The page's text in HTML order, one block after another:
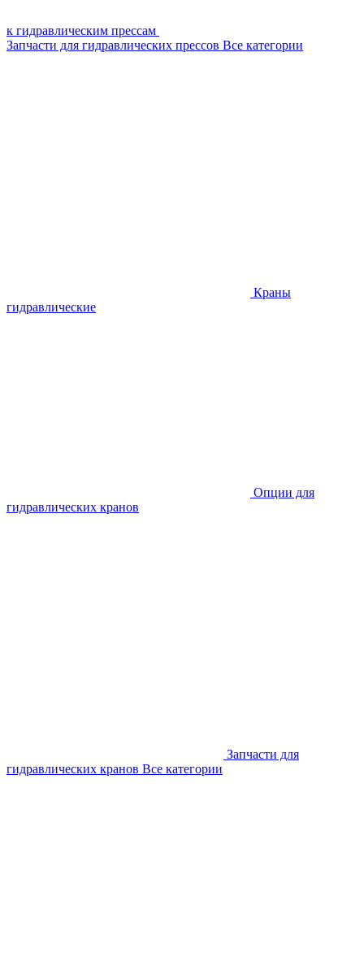
к гидравлическим прессам
Запчасти для гидравлических прессов Все категории
Краны
гидравлические
Опции для
гидравлических кранов
Запчасти для
гидравлических кранов Все категории